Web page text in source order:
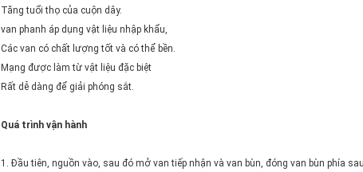
Tăng tuổi thọ của cuộn dây.
van phanh áp dụng vật liệu nhập khẩu,
Các van có chất lượng tốt và có thể bền.
Mạng được làm từ vật liệu đặc biệt
Rất dễ dàng để giải phóng sắt.
Quá trình vận hành
1. Đầu tiên, nguồn vào, sau đó mở van tiếp nhận và van bùn, đóng van bùn phía